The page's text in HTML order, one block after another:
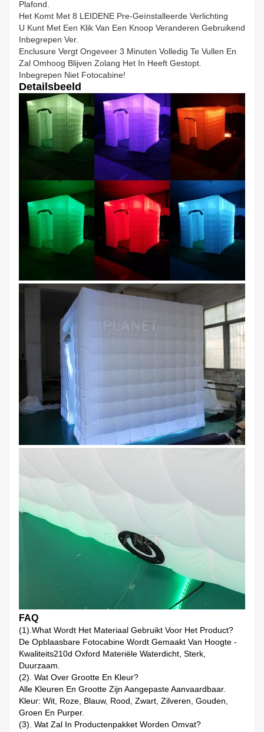
Plafond.
Het Komt Met 8 LEIDENE Pre-Geïnstalleerde Verlichting
U Kunt Met Een Klik Van Een Knoop Veranderen Gebruikend
Inbegrepen Ver.
Enclusure Vergt Ongeveer 3 Minuten Volledig Te Vullen En
Zal Omhoog Blijven Zolang Het In Heeft Gestopt.
Inbegrepen Niet Fotocabine!
Detailsbeeld
FAQ
(1).What Wordt Het Materiaal Gebruikt Voor Het Product?
De Opblaasbare Fotocabine Wordt Gemaakt Van Hoogte -
Kwaliteits210d Oxford Materiële Waterdicht, Sterk,
Duurzaam.
(2). Wat Over Grootte En Kleur?
Alle Kleuren En Grootte Zijn Aangepaste Aanvaardbaar.
Kleur: Wit, Roze, Blauw, Rood, Zwart, Zilveren, Gouden,
Groen En Purper.
(3). Wat Zal In Productenpakket Worden Omvat?